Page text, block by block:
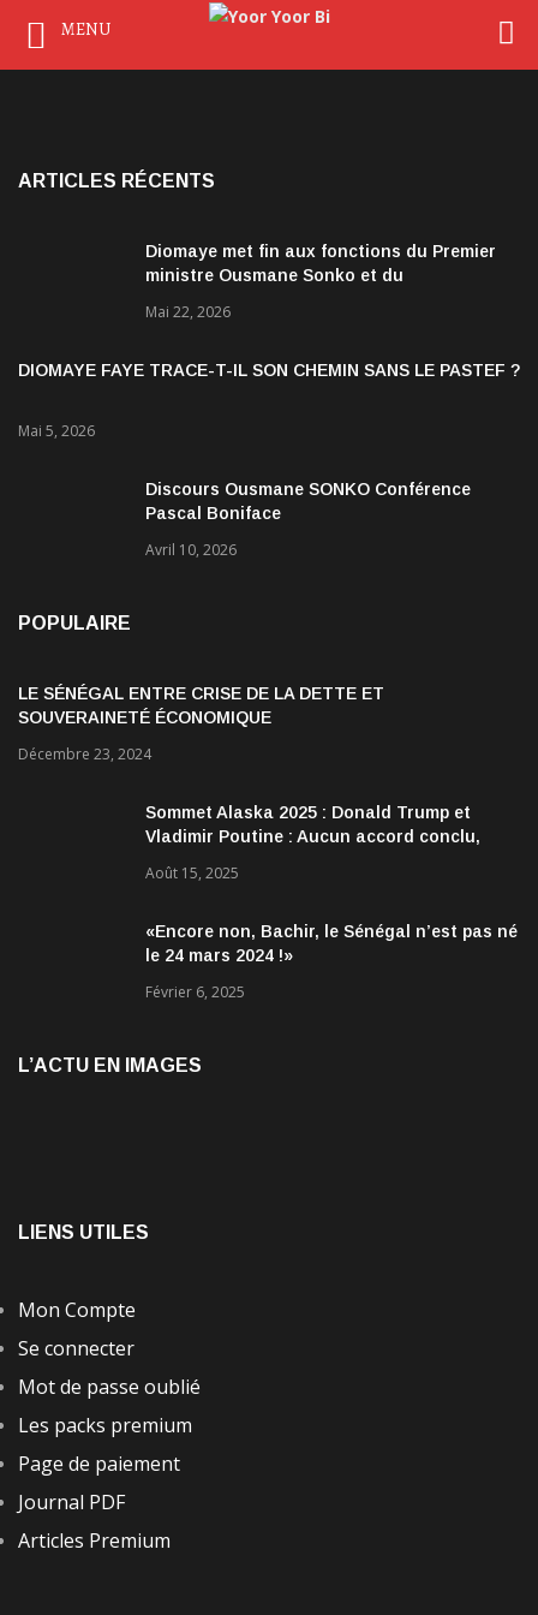
ARTICLES RÉCENTS
Diomaye met fin aux fonctions du Premier
ministre Ousmane Sonko et du
Mai 22, 2026
DIOMAYE FAYE TRACE-T-IL SON CHEMIN SANS LE PASTEF ?
Mai 5, 2026
Discours Ousmane SONKO Conférence
Pascal Boniface
Avril 10, 2026
POPULAIRE
LE SÉNÉGAL ENTRE CRISE DE LA DETTE ET
SOUVERAINETÉ ÉCONOMIQUE
Décembre 23, 2024
Sommet Alaska 2025 : Donald Trump et
Vladimir Poutine : Aucun accord conclu,
encourageantes
Août 15, 2025
«Encore non, Bachir, le Sénégal n’est pas né
le 24 mars 2024 !»
Février 6, 2025
L’ACTU EN IMAGES
LIENS UTILES
Mon Compte
Se connecter
Mot de passe oublié
Les packs premium
Page de paiement
Journal PDF
Articles Premium
MENU